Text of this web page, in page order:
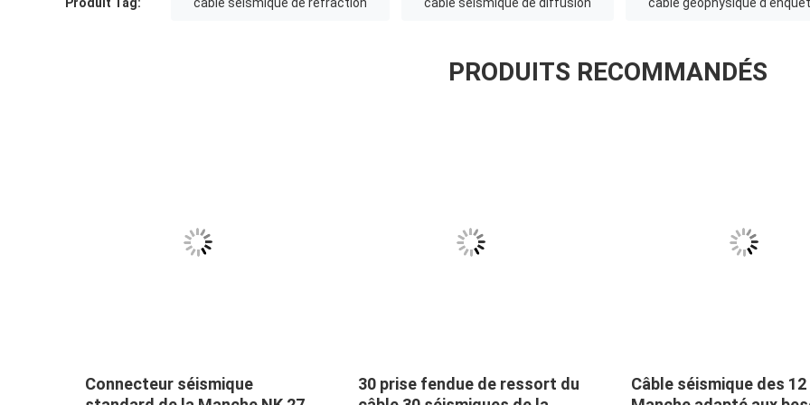
Produit Tag: câble séismique de réfraction câble séismique de diffusion câble géophysique
PRODUITS RECOMMANDÉS
Connecteur séismique
30 prise fendue de ressort du
Câble séismique des 12